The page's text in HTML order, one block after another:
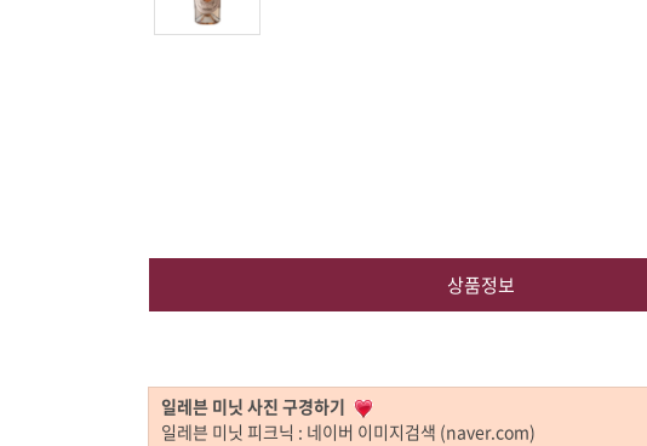
상품정보
일레븐 미닛 사진 구경하기
일레븐 미닛 피크닉 : 네이버 이미지검색 (naver.com)